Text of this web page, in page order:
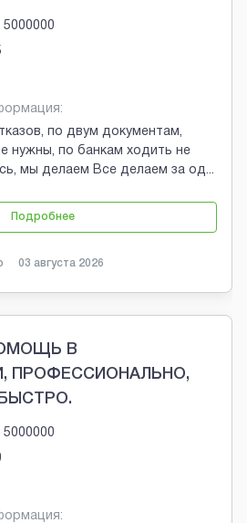
5000000
по двум документам,
нужны, по банкам ходить не
мы делаем Все делаем за од...
Подробнее
03 августа 2026
В
ПРОФЕССИОНАЛЬНО,
5000000